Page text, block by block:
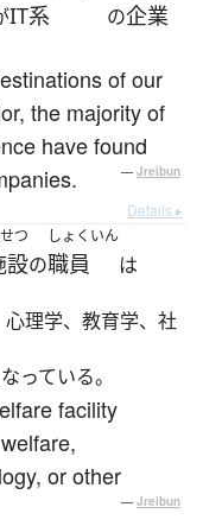
IT系 の企業
of our
the majority of
have found
— Jreibun
Details ▸
つ
設の
しょくいん
職員 は
心理学、教育学、社
っている。
facility
or other
— Jreibun